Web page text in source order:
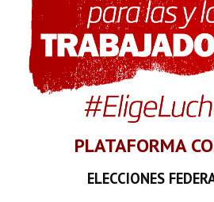
PLATAFORMA
ELECCIONES